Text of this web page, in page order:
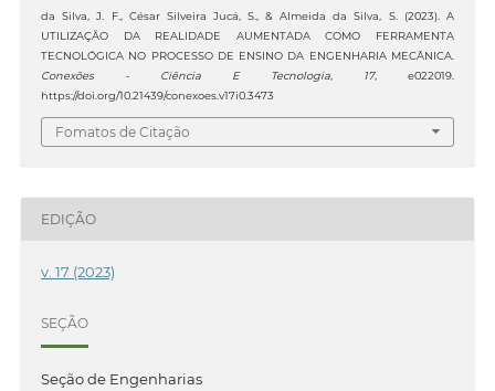
da Silva, J. F., César Silveira Jucá, S., & Almeida da Silva, S. (2023). A
UTILIZAÇÃO DA REALIDADE AUMENTADA COMO FERRAMENTA
TECNOLÓGICA NO PROCESSO DE ENSINO DA ENGENHARIA MECÂNICA.
Conexões - Ciência E Tecnologia, 17, e022019.
https://doi.org/10.21439/conexoes.v17i0.3473
Fomatos de Citação
EDIÇÃO
v. 17 (2023)
SEÇÃO
Seção de Engenharias